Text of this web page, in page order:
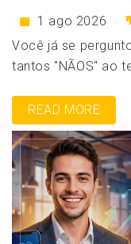
1 ago 2026
Você já se
tantos "NÃOS" ao
READ MORE